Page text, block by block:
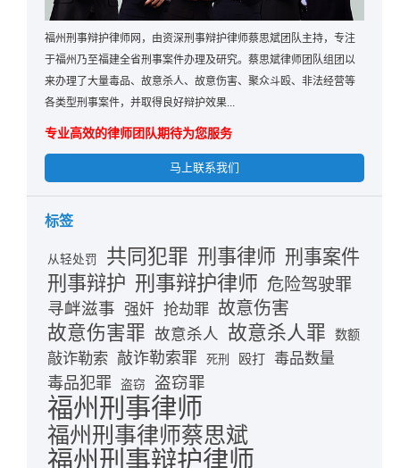
福州刑事辩护律师网，由资深刑事辩护律师蔡思斌团队主持，专注
于福州乃至福建全省刑事案件办理及研究。蔡思斌律师团队组团以
来办理了大量毒品、故意杀人、故意伤害、聚众斗殴、非法经营等
各类型刑事案件，并取得良好辩护效果...
专业高效的律师团队期待为您服务
马上联系我们
标签
从轻处罚 共同犯罪 刑事律师 刑事案件
刑事辩护 刑事辩护律师 危险驾驶罪
寻衅滋事
强奸 抢劫罪 故意伤害
故意伤害罪 故意杀人 故意杀人罪 数额
敲诈勒索 敲诈勒索罪 死刑 殴打 毒品数量
毒品犯罪 盗窃 盗窃罪
福州刑事律师
福州刑事律师蔡思斌
福州刑事辩护律师